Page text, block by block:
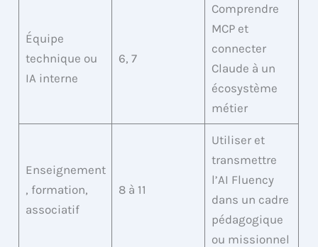
Équipe
technique ou
IA interne
6, 7
Comprendre
MCP et
connecter
Claude à un
écosystème
métier
Enseignement
, formation,
associatif
8 à 11
Utiliser et
transmettre
l’AI Fluency
dans un cadre
pédagogique
ou missionnel